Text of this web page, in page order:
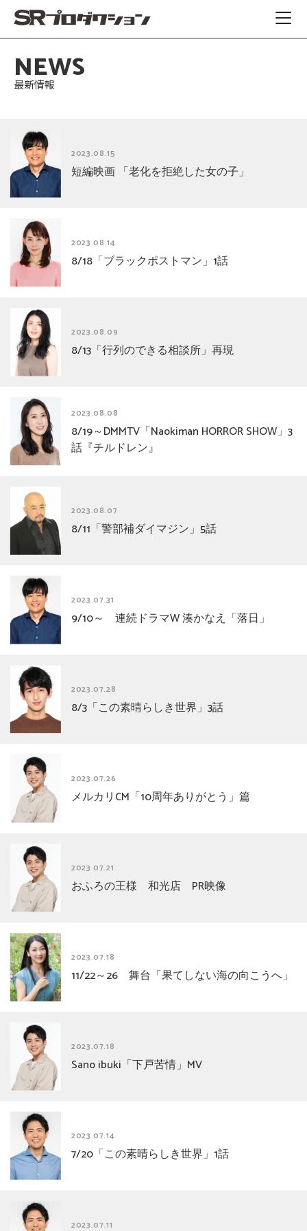
NEWS
最新情報
2023.08.15
短編映画 「老化を拒絶した女の子」
2023.08.14
8/18「ブラックポストマン」1話
2023.08.09
8/13「行列のできる相談所」再現
2023.08.08
8/19～DMMTV「Naokiman HORROR SHOW」3
話『チルドレン』
2023.08.07
8/11「警部補ダイマジン」5話
2023.07.31
9/10～ 連続ドラマW 湊かなえ「落日」
2023.07.28
8/3「この素晴らしき世界」3話
2023.07.26
メルカリCM「10周年ありがとう」篇
2023.07.21
おふろの王様 和光店 PR映像
2023.07.18
11/22～26 舞台「果てしない海の向こうへ」
2023.07.18
Sano ibuki「下戸苦情」MV
2023.07.14
7/20「この素晴らしき世界」1話
2023.07.11